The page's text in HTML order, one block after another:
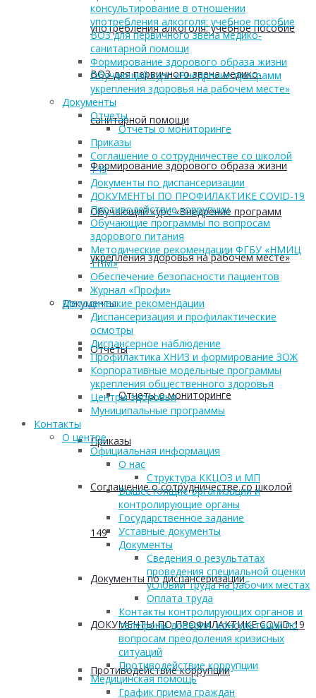
употребления алкоголя: учебное пособие
ВОЗ для первичного звена медико-
санитарной помощи
Формирование здорового образа жизни
Обучающий курс «Внедрение программ
укрепления здоровья на рабочем месте»
Документы
Отчеты
Отчеты о мониторинге
Приказы
Соглашение о сотрудничестве со школой
149
Документы по диспансеризации
ДОКУМЕНТЫ ПО ПРОФИЛАКТИКЕ COVID-19
Противодействие коррупции
консультирование в отношении
употребления алкоголя: учебное пособие
ВОЗ для первичного звена медико-
санитарной помощи
Формирование здорового образа жизни
Обучающий курс «Внедрение программ
укрепления здоровья на рабочем месте»
Документы
Отчеты
Отчеты о мониторинге
Приказы
Соглашение о сотрудничестве со школой
149
Документы по диспансеризации
ДОКУМЕНТЫ ПО ПРОФИЛАКТИКЕ COVID-19
Противодействие коррупции
Обучающие программы по вопросам
здорового питания
Методические рекомендации ФГБУ «НМИЦ
ТПМ»
Обеспечение безопасности пациентов
Журнал «Профи»
Методические рекомендации
Диспансеризация и профилактические
осмотры
Диспансерное наблюдение
Профилактика ХНИЗ и формирование ЗОЖ
Корпоративные модельные программы
укрепления общественного здоровья
Центры здоровья
Муниципальные программы
Контакты
О центре
Официальная информация
О нас
Структура ККЦОЗ и МП
Вышестоящие организации и
контролирующие органы
Государственное задание
Уставные документы
Документы
Сведения о результатах
проведения специальной оценки
условий труда на рабочих местах
Оплата труда
Контакты контролирующих органов и
телефоны доверия, консультации по
вопросам преодоления кризисных
ситуаций
Противодействие коррупции
Медицинская помощь
График приема граждан